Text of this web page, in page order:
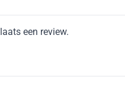
een review.